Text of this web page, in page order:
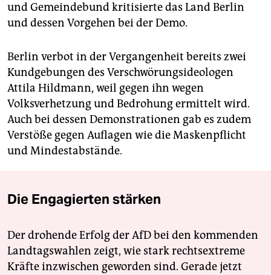
und Gemeindebund kritisierte das Land Berlin
und dessen Vorgehen bei der Demo.
Berlin verbot in der Vergangenheit bereits zwei
Kundgebungen des Verschwörungsideologen
Attila Hildmann, weil gegen ihn wegen
Volksverhetzung und Bedrohung ermittelt wird.
Auch bei dessen Demonstrationen gab es zudem
Verstöße gegen Auflagen wie die Maskenpflicht
und Mindestabstände.
Die Engagierten stärken
Der drohende Erfolg der AfD bei den kommenden
Landtagswahlen zeigt, wie stark rechtsextreme
Kräfte inzwischen geworden sind. Gerade jetzt